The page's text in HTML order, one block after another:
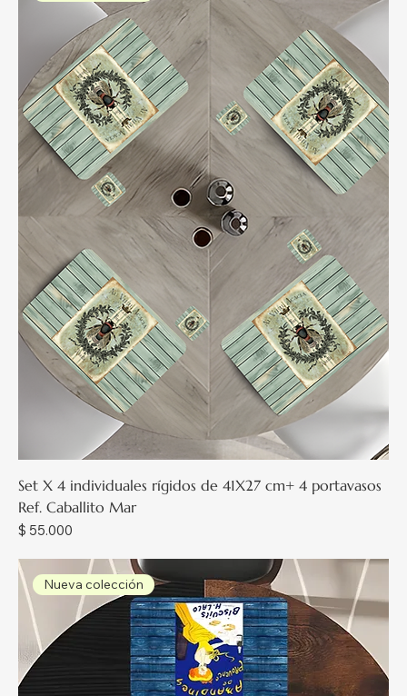
Set X 4 individuales rígidos de 41X27 cm+ 4 portavasos
Ref. Caballito Mar
Precio
$ 55.000
Nueva colección